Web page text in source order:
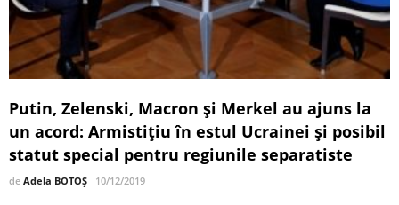
Putin, Zelenski, Macron și Merkel au ajuns la
un acord: Armistiţiu în estul Ucrainei şi posibil
statut special pentru regiunile separatiste
de Adela BOTOȘ 10/12/2019